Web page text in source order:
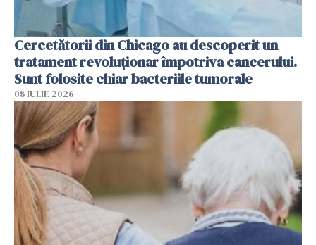
Cercetătorii din Chicago au descoperit un
tratament revoluționar împotriva cancerului.
Sunt folosite chiar bacteriile tumorale
08 IULIE 2026